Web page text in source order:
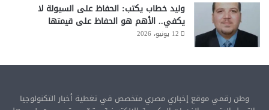
وليد خطاب يكتب: الحفاظ على السيولة لا
يكفي.. الأهم هو الحفاظ على قيمتها
12 يونيو، 2026
وطن رقمي موقع إخباري مصري متخصص في تغطية أخبار التكنولوجيا